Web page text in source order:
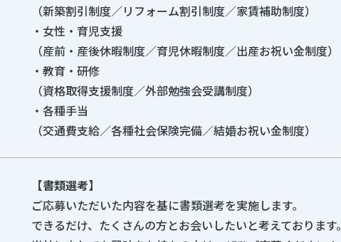
（新築割引制度／リフォーム割引制度／家賃補助制度）
・女性・育児支援
（産前・産後休暇制度／育児休暇制度／出産お祝い金制度）
・教育・研修
（資格取得支援制度／外部勉強会受講制度）
・各種手当
（交通費支給／各種社会保険完備／結婚お祝い金制度）
【書類選考】
ご応募いただいた内容を基に書類選考を実施します。
できるだけ、たくさんの方とお会いしたいと考えております。